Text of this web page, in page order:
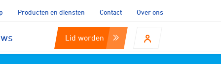
Producten en diensten Contact Over ons
Lid worden